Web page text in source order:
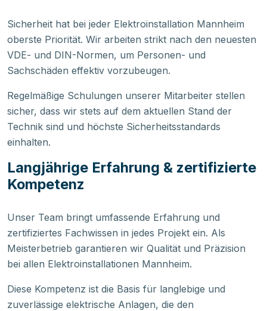
Sicherheit hat bei jeder Elektroinstallation Mannheim
oberste Priorität. Wir arbeiten strikt nach den neuesten
VDE- und DIN-Normen, um Personen- und
Sachschäden effektiv vorzubeugen.
Regelmäßige Schulungen unserer Mitarbeiter stellen
sicher, dass wir stets auf dem aktuellen Stand der
Technik sind und höchste Sicherheitsstandards
einhalten.
Langjährige Erfahrung & zertifizierte
Kompetenz
Unser Team bringt umfassende Erfahrung und
zertifiziertes Fachwissen in jedes Projekt ein. Als
Meisterbetrieb garantieren wir Qualität und Präzision
bei allen Elektroinstallationen Mannheim.
Diese Kompetenz ist die Basis für langlebige und
zuverlässige elektrische Anlagen, die den